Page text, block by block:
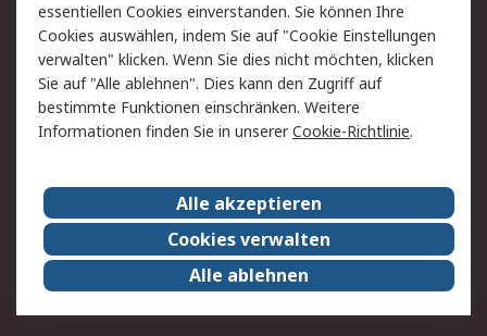
RS Verkaufs- und
Lieferbedingungen
Datenschutz
Cookie-Richtlinie
Zahlungsbedingungen
Impressum
Webseite Konditionen
RS weltweit
Karriere bei RS
Nachhaltigkeit
Qualität/Zertifikate
Presse-Center
Event-Center
essentiellen Cookies einverstanden. Sie können Ihre
Cookies auswählen, indem Sie auf "Cookie Einstellungen
verwalten" klicken. Wenn Sie dies nicht möchten, klicken
Sie auf "Alle ablehnen". Dies kann den Zugriff auf
bestimmte Funktionen einschränken. Weitere
Informationen finden Sie in unsererCookie-Richtlinie.
Alle akzeptieren
Cookies verwalten
Alle ablehnen